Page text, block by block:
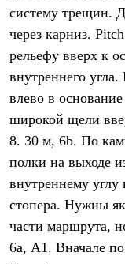
систему трещин.
через карниз.
рельефу вверх к
внутреннего угла.
влево в
широкой щели
8. 30 м, 6b. По
полки на выходе
внутреннему
стопера. Нужны
части маршрута,
6а, А1. Вначале